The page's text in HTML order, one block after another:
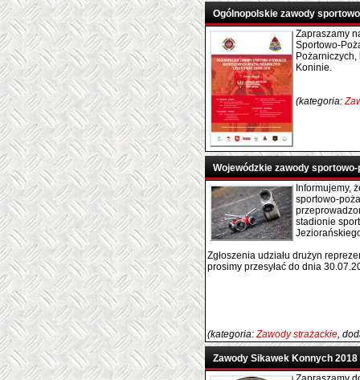
Ogólnopolskie zawody
Zapraszamy
Sportowo-
Koninie.
(kategoria:
Wojewódzkie zawody
Informujemy,
sportowo-
stadionie
Zgłoszenia udziału drużyn
prosimy przesyłać do dnia
(kategoria:Zawody strażackie,
Zawody Sikawek Konnych 2018